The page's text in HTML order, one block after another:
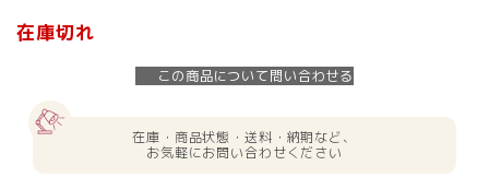
在庫切れ
この商品について問い合わせる
在庫・商品状態・送料・納期など、
お気軽にお問い合わせください